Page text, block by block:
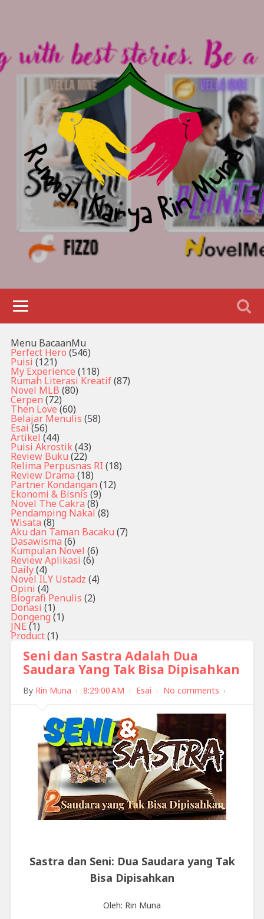
Menu BacaanMu
Perfect Hero (546)
Puisi (121)
My Experience (118)
Rumah Literasi Kreatif(87)
Novel MLB (80)
Cerpen (72)
Then Love (60)
Belajar Menulis (58)
Esai (56)
Artikel (44)
Puisi Akrostik(43)
Review Buku (22)
Relima Perpusnas RI (18)
Review Drama (18)
Partner Kondangan (12)
Ekonomi & Bisnis (9)
Novel The Cakra (8)
Pendamping Nakal (8)
Wisata (8)
Aku dan Taman Bacaku (7)
Dasawisma (6)
Kumpulan Novel (6)
Review Aplikasi (6)
Daily(4)
Novel ILY Ustadz (4)
Opini (4)
Biografi Penulis (2)
Donasi (1)
Dongeng (1)
JNE (1)
Product(1)
Seni dan Sastra Adalah Dua
Saudara Yang Tak Bisa Dipisahkan
By Rin Muna 8:29:00 AM Esai No comments
Sastra dan Seni: Dua Saudara yang Tak
Bisa Dipisahkan
Oleh: Rin Muna